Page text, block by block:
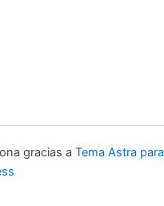
gracias a Tema Astra para